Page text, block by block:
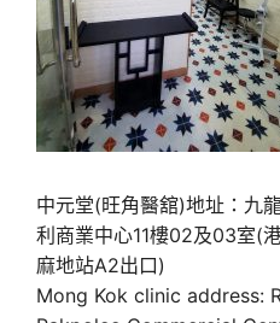
中元堂(旺角醫舘)地址：九
利商業中心11樓02及03室(
麻地站A2出口)
Mong Kok clinic address: